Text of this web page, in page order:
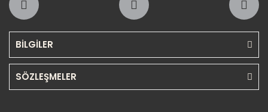
BİLGİLER
SÖZLEŞMELER